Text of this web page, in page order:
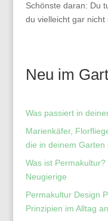
Schönste daran: Du
du vielleicht gar nicht
Neu im
Was passiert in
Marienkäfer,
die in deinem Garten
Was ist
Neugierige
Permakultur Design
Prinzipien im Alltag